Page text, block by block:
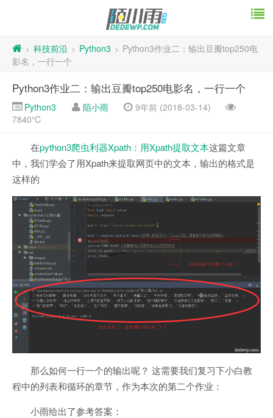
> 科技前沿 > Python3 > Python3作业二：输出豆瓣top250电
影名，一行一个
Python3作业二：输出豆瓣top250电影名，一行一个
Python3 陌小雨
9年前 (2018-03-14)
7840℃
在python3爬虫利器Xpath：用Xpath提取文本这篇文章
中，我们学会了用Xpath来提取网页中的文本，输出的格式是
这样的
那么如何一行一个的输出呢？ 这需要我们复习下小白教
程中的列表和循环的章节，作为本次的第二个作业：
小雨给出了参考答案：